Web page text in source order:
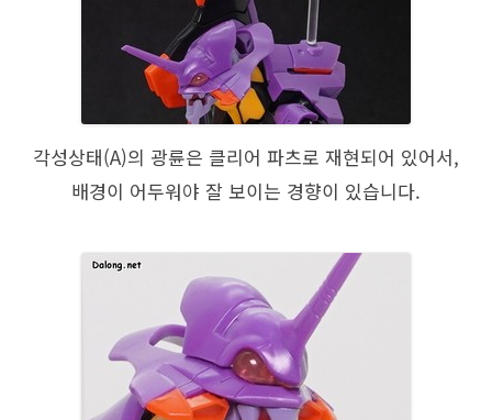
각성상태(A)의 광륜은 클리어 파츠로 재현되어 있어서,
배경이 어두워야 잘 보이는 경향이 있습니다.